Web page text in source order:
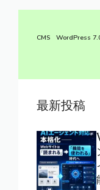
CMS WordPress
最新投稿